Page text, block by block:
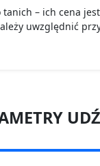
– ich cena
uwzględnić